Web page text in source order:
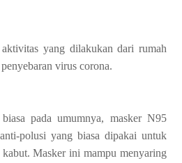
yang dilakukan dari rumah
virus corona.
pada umumnya, masker N95
polusi yang biasa dipakai untuk
Masker ini mampu menyaring